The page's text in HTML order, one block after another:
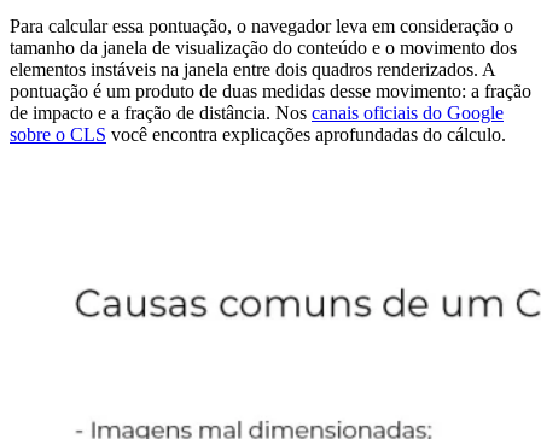
Para calcular essa pontuação, o navegador leva em consideração o
tamanho da janela de visualização do conteúdo e o movimento dos
elementos instáveis na janela entre dois quadros renderizados. A
pontuação é um produto de duas medidas desse movimento: a fração
de impacto e a fração de distância. Nos canais oficiais do Google
sobre o CLS você encontra explicações aprofundadas do cálculo.